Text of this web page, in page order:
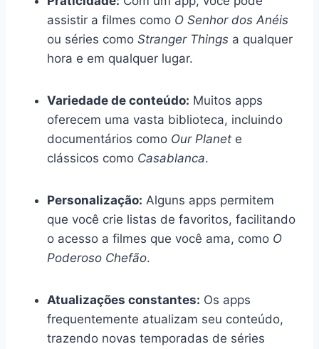
assistir a filmes como O Senhor dos Anéis
ou séries como Stranger Things a qualquer
hora e em qualquer lugar.
Variedade de conteúdo: Muitos apps
oferecem uma vasta biblioteca, incluindo
documentários como Our Planet e
clássicos como Casablanca.
Personalização: Alguns apps permitem
que você crie listas de favoritos, facilitando
o acesso a filmes que você ama, como O
Poderoso Chefão.
Atualizações constantes: Os apps
frequentemente atualizam seu conteúdo,
trazendo novas temporadas de séries